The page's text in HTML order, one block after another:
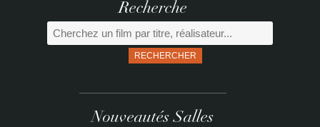
Recherche
RECHERCHER
Nouveautés Salles